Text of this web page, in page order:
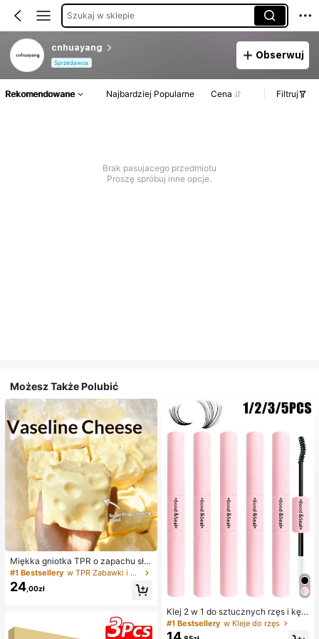
Szukaj w sklepie
cnhuayang
Sprzedawca
Obserwuj
Rekomendowane Najbardziej Popularne Cena Filtruj
Brak pasujacego przedmiotu
Proszę spróbuj inne opcje.
Możesz Także Polubić
Miękka gniotka TPR o zapachu sło
dkiego mleka w kształcie pierożka,
5 cm, urocza zabawka antystresow
a do ściskania, modny i praktyczny
mprezy, poprawiająca nastrój
#1 Bestsellery w TPR Zabawki i gadżety dla nastolatków
24 ,00zł
Klej 2 w 1 do sztucznych rzęs i kęp
rzęs, 1/2/3/5 szt./opakowanie, ultra
mocny i trwały, odporny na opadani
#1 Bestsellery w Kleje do rzęs